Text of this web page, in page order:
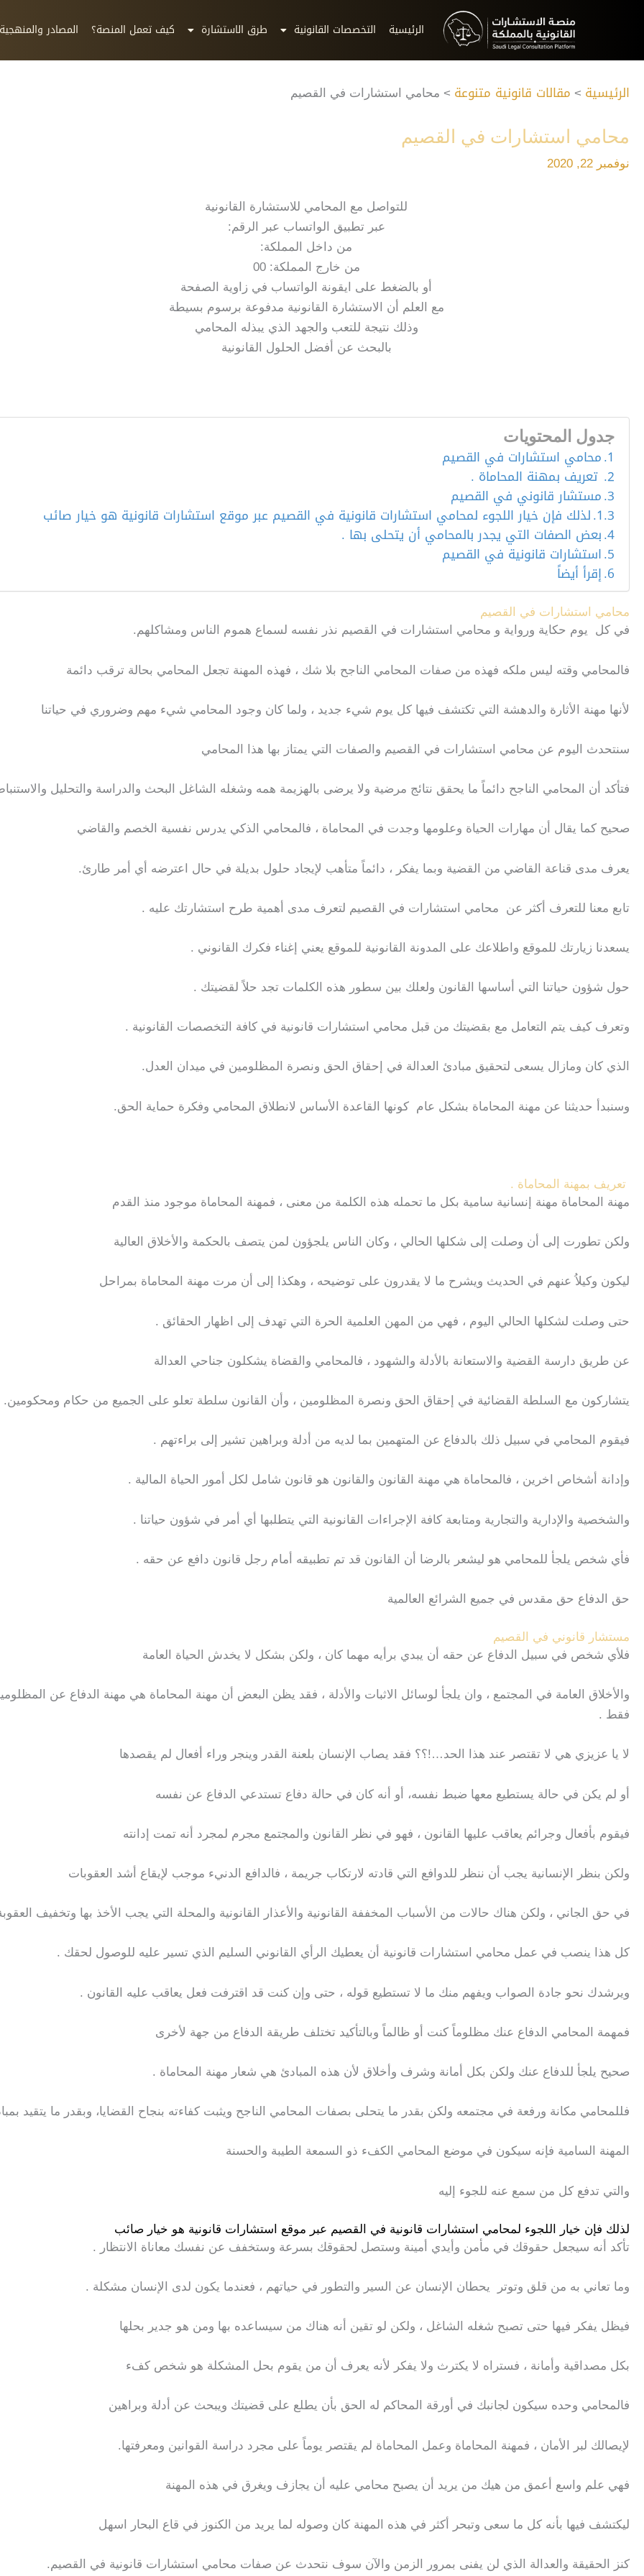
الرئيسية التخصصات القانونية طرق الاستشارة كيف تعمل المنصة؟ المصادر والمنهجية
الرئيسية مقالات قانونية متنوعة محامي استشارات في القصيم
محامي استشارات في القصيم
نوفمبر 22, 2020
للتواصل مع المحامي للاستشارة القانونية
عبر تطبيق الواتساب عبر الرقم:
من داخل المملكة:
من خارج المملكة: 00
أو بالضغط على ايقونة الواتساب في زاوية الصفحة
مع العلم أن الاستشارة القانونية مدفوعة برسوم بسيطة
وذلك نتيجة للتعب والجهد الذي يبذله المحامي
بالبحث عن أفضل الحلول القانونية
جدول المحتويات
محامي استشارات في القصيم
تعريف بمهنة المحاماة .
مستشار قانوني في القصيم
لذلك فإن خيار اللجوء لمحامي استشارات قانونية في القصيم عبر موقع استشارات قانونية هو خيار صائب
بعض الصفات التي يجدر بالمحامي أن يتحلى بها .
استشارات قانونية في القصيم
إقرأ أيضاً
محامي استشارات في القصيم
في كل يوم حكاية ورواية و محامي استشارات في القصيم نذر نفسه لسماع هموم الناس ومشاكلهم.
فالمحامي وقته ليس ملكه فهذه من صفات المحامي الناجح بلا شك ، فهذه المهنة تجعل المحامي بحالة ترقب دائمة
لأنها مهنة الأثارة والدهشة التي تكتشف فيها كل يوم شيء جديد ، ولما كان وجود المحامي شيء مهم وضروري في حياتنا
سنتحدث اليوم عن محامي استشارات في القصيم والصفات التي يمتاز بها هذا المحامي
فتأكد أن المحامي الناجح دائماً ما يحقق نتائج مرضية ولا يرضى بالهزيمة همه وشغله الشاغل البحث والدراسة والتحليل
صحيح كما يقال أن مهارات الحياة وعلومها وجدت في المحاماة ، فالمحامي الذكي يدرس نفسية الخصم والقاضي
يعرف مدى قناعة القاضي من القضية وبما يفكر ، دائماً متأهب لإيجاد حلول بديلة في حال اعترضه أي أمر طارئ.
تابع معنا للتعرف أكثر عن محامي استشارات في القصيم لتعرف مدى أهمية طرح استشارتك عليه .
يسعدنا زيارتك للموقع واطلاعك على المدونة القانونية للموقع يعني إغناء فكرك القانوني .
حول شؤون حياتنا التي أساسها القانون ولعلك بين سطور هذه الكلمات تجد حلاً لقضيتك .
وتعرف كيف يتم التعامل مع بقضيتك من قبل محامي استشارات قانونية في كافة التخصصات القانونية .
الذي كان ومازال يسعى لتحقيق مبادئ العدالة في إحقاق الحق ونصرة المظلومين في ميدان العدل.
وسنبدأ حديثنا عن مهنة المحاماة بشكل عام كونها القاعدة الأساس لانطلاق المحامي وفكرة حماية الحق.
تعريف بمهنة المحاماة .
مهنة المحاماة مهنة إنسانية سامية بكل ما تحمله هذه الكلمة من معنى ، فمهنة المحاماة موجود منذ القدم
ولكن تطورت إلى أن وصلت إلى شكلها الحالي ، وكان الناس يلجؤون لمن يتصف بالحكمة والأخلاق العالية
ليكون وكيلاُ عنهم في الحديث ويشرح ما لا يقدرون على توضيحه ، وهكذا إلى أن مرت مهنة المحاماة بمراحل
حتى وصلت لشكلها الحالي اليوم ، فهي من المهن العلمية الحرة التي تهدف إلى اظهار الحقائق .
عن طريق دارسة القضية والاستعانة بالأدلة والشهود ، فالمحامي والقضاة يشكلون جناحي العدالة
يتشاركون مع السلطة القضائية في إحقاق الحق ونصرة المظلومين ، وأن القانون سلطة تعلو على الجميع من حكام ومحكومين.
فيقوم المحامي في سبيل ذلك بالدفاع عن المتهمين بما لديه من أدلة وبراهين تشير إلى براءتهم .
وإدانة أشخاص اخرين ، فالمحاماة هي مهنة القانون والقانون هو قانون شامل لكل أمور الحياة المالية .
والشخصية والإدارية والتجارية ومتابعة كافة الإجراءات القانونية التي يتطلبها أي أمر في شؤون حياتنا .
فأي شخص يلجأ للمحامي هو ليشعر بالرضا أن القانون قد تم تطبيقه أمام رجل قانون دافع عن حقه .
حق الدفاع حق مقدس في جميع الشرائع العالمية
مستشار قانوني في القصيم
فلأي شخص في سبيل الدفاع عن حقه أن يبدي برأيه مهما كان ، ولكن بشكل لا يخدش الحياة العامة
والأخلاق العامة في المجتمع ، وان يلجأ لوسائل الاثبات والأدلة ، فقد يظن البعض أن مهنة المحاماة هي مهنة الدفاع عن
فقط .
لا يا عزيزي هي لا تقتصر عند هذا الحد…!؟؟ فقد يصاب الإنسان بلعنة القدر وينجر وراء أفعال لم يقصدها
أو لم يكن في حالة يستطيع معها ضبط نفسه، أو أنه كان في حالة دفاع تستدعي الدفاع عن نفسه
فيقوم بأفعال وجرائم يعاقب عليها القانون ، فهو في نظر القانون والمجتمع مجرم لمجرد أنه تمت إدانته
ولكن بنظر الإنسانية يجب أن ننظر للدوافع التي قادته لارتكاب جريمة ، فالدافع الدنيء موجب لإيقاع أشد العقوبات
في حق الجاني ، ولكن هناك حالات من الأسباب المخففة القانونية والأعذار القانونية والمحلة التي يجب الأخذ بها وتخفيف
كل هذا ينصب في عمل محامي استشارات قانونية أن يعطيك الرأي القانوني السليم الذي تسير عليه للوصول لحقك .
ويرشدك نحو جادة الصواب ويفهم منك ما لا تستطيع قوله ، حتى وإن كنت قد اقترفت فعل يعاقب عليه القانون .
فمهمة المحامي الدفاع عنك مظلوماً كنت أو ظالماً وبالتأكيد تختلف طريقة الدفاع من جهة لأخرى
صحيح يلجأ للدفاع عنك ولكن بكل أمانة وشرف وأخلاق لأن هذه المبادئ هي شعار مهنة المحاماة .
فللمحامي مكانة ورفعة في مجتمعه ولكن بقدر ما يتحلى بصفات المحامي الناجح ويثبت كفاءته بنجاح القضايا، وبقدر ما يتقيد
المهنة السامية فإنه سيكون في موضع المحامي الكفء ذو السمعة الطيبة والحسنة
والتي تدفع كل من سمع عنه للجوء إليه
لذلك فإن خيار اللجوء لمحامي استشارات قانونية في القصيم عبر موقع استشارات قانونية هو خيار صائب
تأكد أنه سيجعل حقوقك في مأمن وأيدي أمينة وستصل لحقوقك بسرعة وستخفف عن نفسك معاناة الانتظار .
وما تعاني به من قلق وتوتر يحطان الإنسان عن السير والتطور في حياتهم ، فعندما يكون لدى الإنسان مشكلة .
فيظل يفكر فيها حتى تصبح شغله الشاغل ، ولكن لو تقين أنه هناك من سيساعده بها ومن هو جدير بحلها
بكل مصداقية وأمانة ، فستراه لا يكترث ولا يفكر لأنه يعرف أن من يقوم بحل المشكلة هو شخص كفء
فالمحامي وحده سيكون لجانبك في أورقة المحاكم له الحق بأن يطلع على قضيتك ويبحث عن أدلة وبراهين
لإيصالك لبر الأمان ، فمهنة المحاماة وعمل المحاماة لم يقتصر يوماً على مجرد دراسة القوانين ومعرفتها.
فهي علم واسع أعمق من هيك من يريد أن يصبح محامي عليه أن يجازف ويغرق في هذه المهنة
ليكتشف فيها بأنه كل ما سعى وتبحر أكثر في هذه المهنة كان وصوله لما يريد من الكنوز في قاع البحار اسهل
كنز الحقيقة والعدالة الذي لن يفنى بمرور الزمن والآن سوف نتحدث عن صفات محامي استشارات قانونية في القصيم.